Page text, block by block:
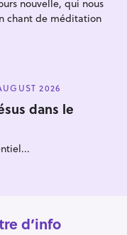
nouvelle, qui nous
chant de méditation
2026
dans le
d’info